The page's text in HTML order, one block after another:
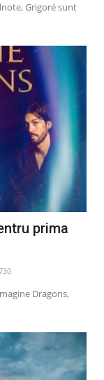
Grigoré sunt
prima
Dragons,